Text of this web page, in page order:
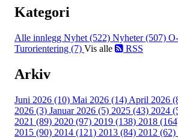
Kategori
Alle innlegg Nyhet (522) Nyheter (507)
Turorientering (7) Vis alle RSS
Arkiv
Juni 2026 (10) Mai 2026 (14) April 2026
2026 (3) Januar 2026 (5) 2025 (43) 2024
2021 (89) 2020 (97) 2019 (138) 2018
2015 (90) 2014 (121) 2013 (84) 2012 (62)